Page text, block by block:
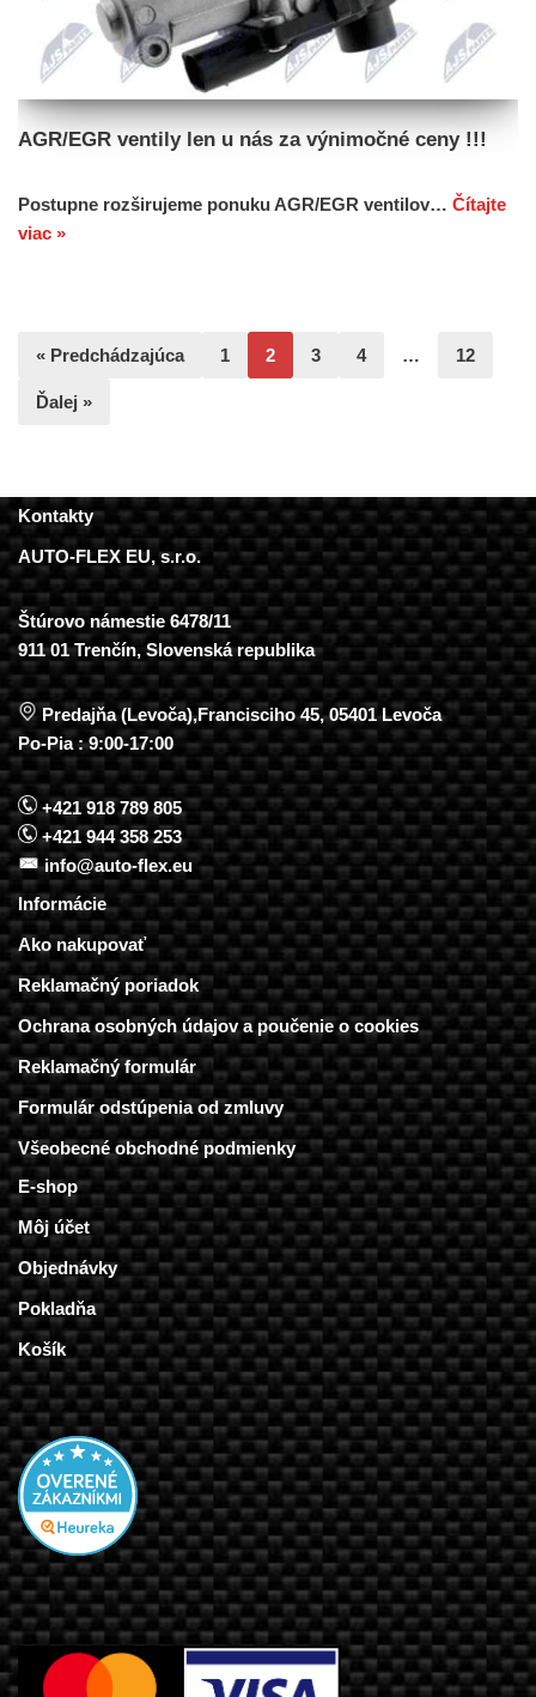
AGR/EGR ventily len u nás za výnimočné ceny !!!
Postupne rozširujeme ponuku AGR/EGR ventilov… Čítajte
viac »
« Predchádzajúca 1 2 3 4 … 12
Ďalej »
Kontakty
AUTO-FLEX EU, s.r.o.
Štúrovo námestie 6478/11
911 01 Trenčín, Slovenská republika
Predajňa (Levoča),Francisciho 45, 05401 Levoča
Po-Pia : 9:00-17:00
+421 918 789 805
+421 944 358 253
info@auto-flex.eu
Informácie
Ako nakupovať
Reklamačný poriadok
Ochrana osobných údajov a poučenie o cookies
Reklamačný formulár
Formulár odstúpenia od zmluvy
Všeobecné obchodné podmienky
E-shop
Môj účet
Objednávky
Pokladňa
Košík